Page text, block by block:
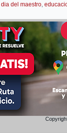
dia del maestro,